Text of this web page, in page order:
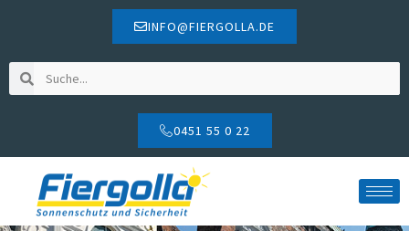
INFO@FIERGOLLA.DE
0451 55 0 22